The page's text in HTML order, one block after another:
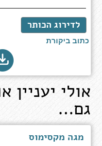
לדירוג הכותר
כתוב ביקורת
אולי יעניין
גם...
מגה מקסימוס